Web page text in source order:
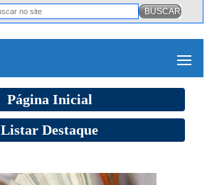
Página Inicial
Listar Destaque